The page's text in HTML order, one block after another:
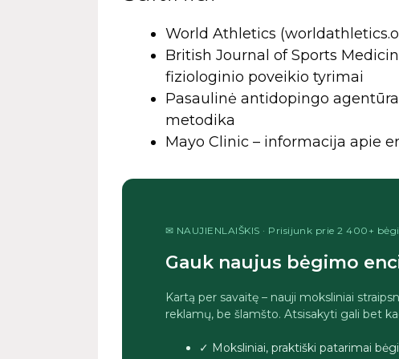
World Athletics
British Journal of Sports
fiziologinio poveikio tyrimai
Pasaulinė antidopingo
metodika
Mayo Clinic – informacija apie
✉ NAUJIENLAIŠKIS · Prisijunk prie 2 400+
Gauk naujus bėgimo
Kartą per savaitę – nauji moksliniai
reklamų, be šlamšto. Atsisakyti gali bet
✓ Moksliniai, praktiški patarimai